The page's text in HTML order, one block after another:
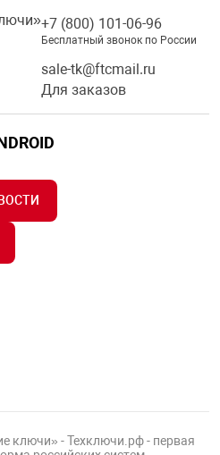
+7 (800) 101-06-96
Бесплатный звонок по России
sale-tk@ftcmail.ru
Для заказов
ключи» - Техключи.рф - первая